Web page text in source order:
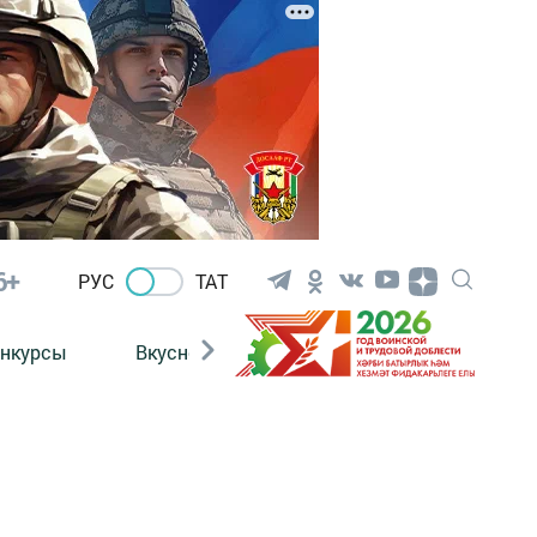
РУС ТАТ
Вкусности Фотогалерея